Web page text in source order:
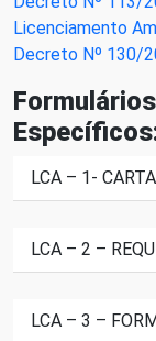
Licenciamento
Decreto Nº 130/
LCA – 1-
LCA – 2 –
LCA – 3 –